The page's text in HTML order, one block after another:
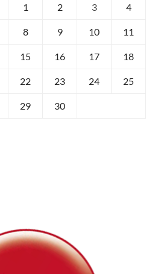
1 2 3 4
8 9 10 11
15 16 17 18
22 23 24 25
29 30